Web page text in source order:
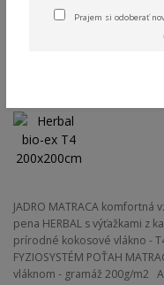
Novinka
JADRO MATRACA komfortná
pena HERBAL s výťažkami z
prírodné kokosové vlákno -
FYZIOSYSTÉM POŤAH
vláknom - gramáž 200g/m2
Prajem si odoberať